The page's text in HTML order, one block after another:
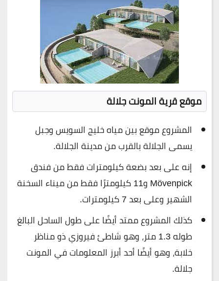
موقع قرية المونت جلالة
المشروع موقع بين مياه خليج السويس وجبل
يسمى الجلالة بالقرب من مدينة الجلالة.
إنه على بعد بضعة كيلومترات فقط من فندق
Mövenpick و11 كيلومترًا فقط من ميناء السخنة
الشهير وعلى بعد 7 كيلومترات.
كذلك المشروع ممتد أيضًا على طول الساحل البالغ
طوله 1.3 متر، وهو شاطئ فيروزي ذو مناظر
خلابة، وهو أيضًا أحد أبرز المعلومات في المونت
جلالة.